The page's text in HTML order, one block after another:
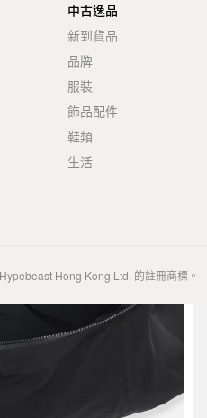
中古逸品
新到貨品
品牌
服裝
飾品配件
鞋類
生活
Hong Kong Ltd. 的註冊商標。